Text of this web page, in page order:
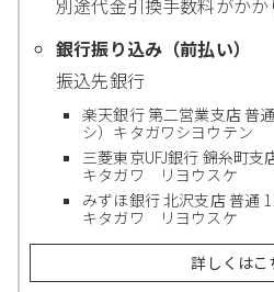
別途代金引換手数料がかか
銀行振り込み（前払い）
振込先銀行
楽天銀行 第二営業支店 普
シ）キタガワシヨウテン
三菱東京UFJ銀行 錦糸町支
キタガワ リヨウスケ
みずほ銀行 北沢支店 普通
キタガワ リヨウスケ
詳しくはこ